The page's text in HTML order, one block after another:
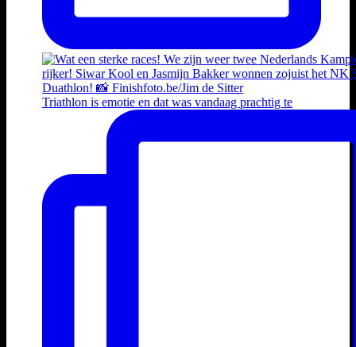
Triathlon is emotie en dat was vandaag prachtig te